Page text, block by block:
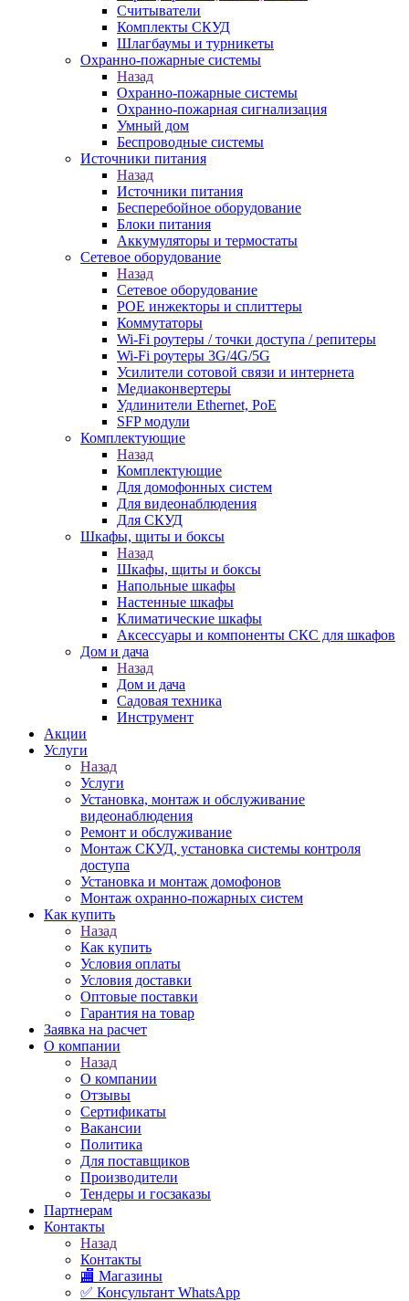
Считыватели
Комплекты СКУД
Шлагбаумы и турникеты
Охранно-пожарные системы
Назад
Охранно-пожарные системы
Охранно-пожарная сигнализация
Умный дом
Беспроводные системы
Источники питания
Назад
Источники питания
Бесперебойное оборудование
Блоки питания
Аккумуляторы и термостаты
Сетевое оборудование
Назад
Сетевое оборудование
POE инжекторы и сплиттеры
Коммутаторы
Wi-Fi роутеры / точки доступа / репитеры
Wi-Fi роутеры 3G/4G/5G
Усилители сотовой связи и интернета
Медиаконвертеры
Удлинители Ethernet, PoE
SFP модули
Комплектующие
Назад
Комплектующие
Для домофонных систем
Для видеонаблюдения
Для СКУД
Шкафы, щиты и боксы
Назад
Шкафы, щиты и боксы
Напольные шкафы
Настенные шкафы
Климатические шкафы
Аксессуары и компоненты СКС для шкафов
Дом и дача
Назад
Дом и дача
Садовая техника
Инструмент
Акции
Услуги
Назад
Услуги
Установка, монтаж и обслуживание
видеонаблюдения
Ремонт и обслуживание
Монтаж СКУД, установка системы контроля
доступа
Установка и монтаж домофонов
Монтаж охранно-пожарных систем
Как купить
Назад
Как купить
Условия оплаты
Условия доставки
Оптовые поставки
Гарантия на товар
Заявка на расчет
О компании
Назад
О компании
Отзывы
Сертификаты
Вакансии
Политика
Для поставщиков
Производители
Тендеры и госзаказы
Партнерам
Контакты
Назад
Контакты
🏬 Магазины
✅️ Консультант WhatsApp